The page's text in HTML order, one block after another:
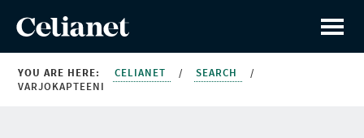
YOU ARE HERE: CELIANET / SEARCH
/
VARJOKAPTEENI